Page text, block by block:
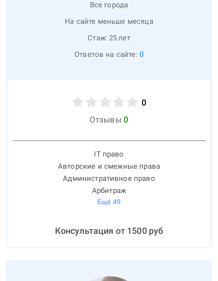
Все города
На сайте меньше месяца
Стаж: 25лет
Ответов на сайте: 0
0
Отзывы 0
IT право
Авторские и смежные права
Административное право
Арбитраж
Ещё 49
Консультация от 1500руб